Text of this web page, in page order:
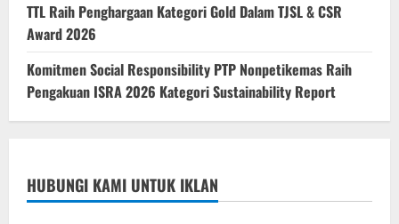
TTL Raih Penghargaan Kategori Gold Dalam TJSL & CSR
Award 2026
Komitmen Social Responsibility PTP Nonpetikemas Raih
Pengakuan ISRA 2026 Kategori Sustainability Report
HUBUNGI KAMI UNTUK IKLAN